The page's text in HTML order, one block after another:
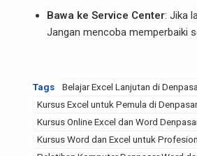
Bawa ke Service Center: Jika
Jangan mencoba memperbaiki
Tags Belajar Excel Lanjutan di
Kursus Excel untuk Pemula di Denpasar
Kursus Online Excel dan Word
Kursus Word dan Excel untuk